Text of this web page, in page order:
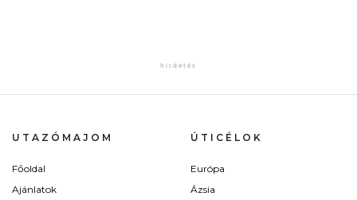
UTAZÓMAJOM
Főoldal
Ajánlatok
ÚTICÉLOK
Európa
Ázsia